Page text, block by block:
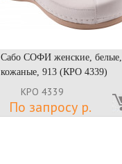
Сабо СОФИ женские, белые,
кожаные, 913 (КРО 4339)
КРО 4339
По запросу р.